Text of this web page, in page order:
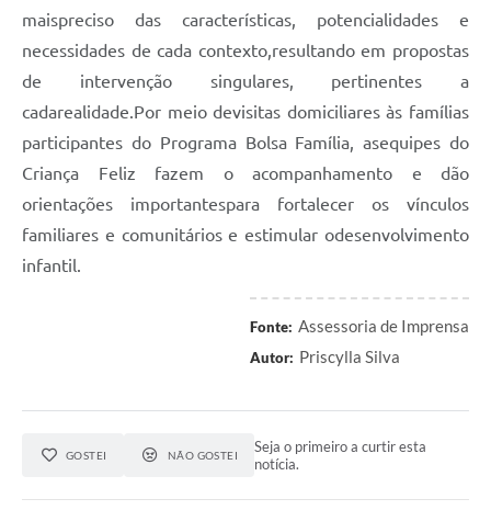
maispreciso das características, potencialidades e
necessidades de cada contexto,resultando em propostas
de intervenção singulares, pertinentes a
cadarealidade.Por meio devisitas domiciliares às famílias
participantes do Programa Bolsa Família, asequipes do
Criança Feliz fazem o acompanhamento e dão
orientações importantespara fortalecer os vínculos
familiares e comunitários e estimular odesenvolvimento
infantil.
Fonte: Assessoria de Imprensa
Autor: Priscylla Silva
GOSTEI NÃO GOSTEI
Seja o primeiro a curtir esta
notícia.